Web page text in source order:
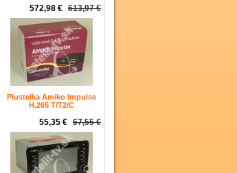
572,98 € 613,97 €
Plustelka Amiko Impulse
H.265 T/T2/C
55,35 € 67,55 €